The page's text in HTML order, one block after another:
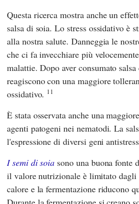
Questa ricerca mostra anche un
salsa di soia. Lo stress ossidativo è
alla nostra salute. Danneggia le
che ci fa invecchiare più
malattie. Dopo aver consumato
reagiscono con una maggiore
ossidativo. 11
È stata osservata anche una
agenti patogeni nei nematodi. La
l'espressione di diversi geni
I semi di soia sono una buona fonte
il valore nutrizionale è limitato
calore e la fermentazione riducono